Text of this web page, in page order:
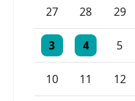
27 28 29
3
Einzelne 4
Einzelne 5
10 11 12